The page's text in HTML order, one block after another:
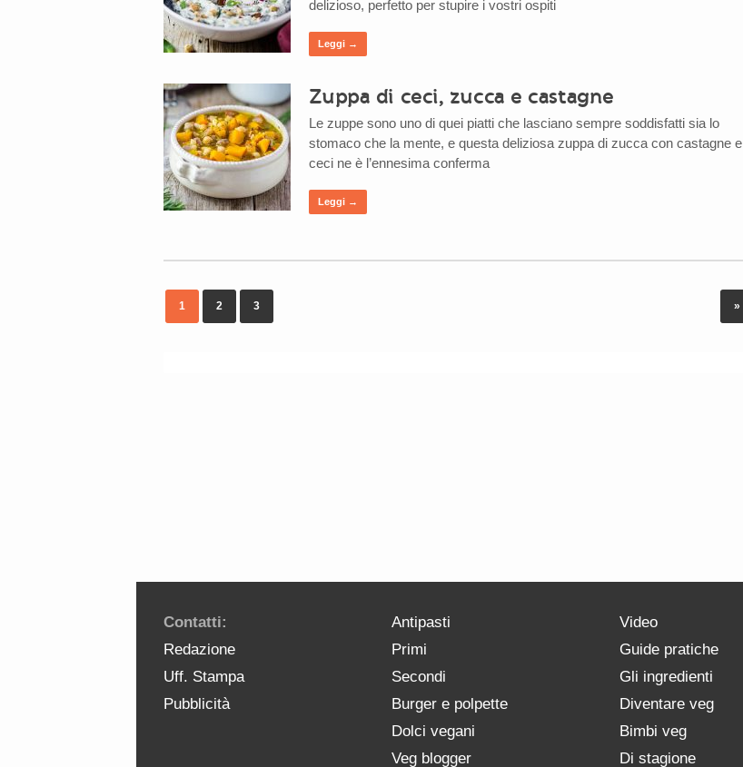
delizioso, perfetto per stupire i vostri ospiti
Leggi →
Zuppa di ceci, zucca e castagne
Le zuppe sono uno di quei piatti che lasciano sempre soddisfatti sia lo
stomaco che la mente, e questa deliziosa zuppa di zucca con castagne e
ceci ne è l’ennesima conferma
Leggi →
1 2 3 »
Contatti:
Redazione
Uff. Stampa
Pubblicità
Antipasti
Primi
Secondi
Burger e polpette
Dolci vegani
Veg blogger
Video
Guide pratiche
Gli ingredienti
Diventare veg
Bimbi veg
Di stagione